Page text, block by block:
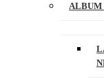
ALBUM